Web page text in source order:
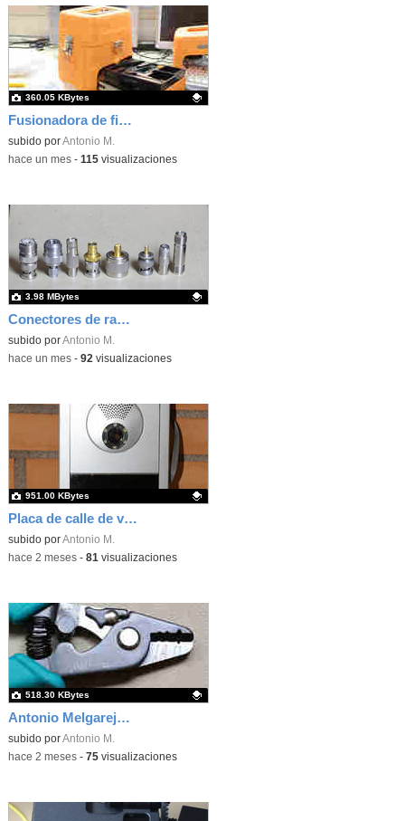
Fusionadora de fibra óptica
Contenido educativo.
subido porAntonio M.
360.05 KBytes
-hace un mes- 115visualizaciones
Conectores de radiofrecuencia para telecomunicaciones
Contenido educativo.
subido porAntonio M.
3.98 MBytes
-hace un mes- 92 visualizaciones
Placa de calle de videoportero comunitario
Contenido educativo.
subido porAntonio M.
951.00 KBytes
-hace 2 meses- 81 visualizaciones
Antonio Melgarejo Peña
Contenido educativo.
subido porAntonio M.
518.30 KBytes
-hace 2 meses- 75visualizaciones